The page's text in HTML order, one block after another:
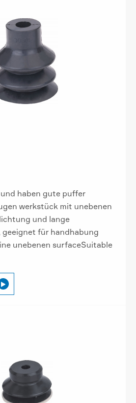
haben gute puffer
werkstück mit unebenen
und lange
für handhabung
unebenen surfaceSuitable
